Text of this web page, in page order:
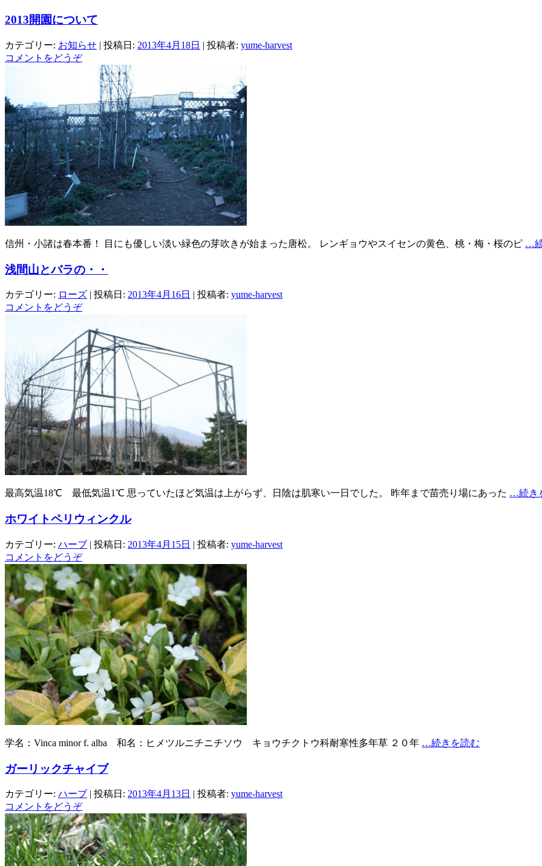
2013開園について
カテゴリー: お知らせ | 投稿日: 2013年4月18日 | 投稿者: yume-harvest
コメントをどうぞ
信州・小諸は春本番！ 目にも優しい淡い緑色の芽吹きが始まった唐松。 レンギョウやスイセンの黄色、桃・梅・桜のピ …
浅間山とバラの・・
カテゴリー: ローズ | 投稿日: 2013年4月16日 | 投稿者: yume-harvest
コメントをどうぞ
最高気温18℃ 最低気温1℃ 思っていたほど気温は上がらず、日陰は肌寒い一日でした。 昨年まで苗売り場にあった …続き
ホワイトペリウィンクル
カテゴリー: ハーブ | 投稿日: 2013年4月15日 | 投稿者: yume-harvest
コメントをどうぞ
学名：Vinca minor f. alba 和名：ヒメツルニチニチソウ キョウチクトウ科耐寒性多年草 ２０年 …続きを読む
ガーリックチャイブ
カテゴリー: ハーブ | 投稿日: 2013年4月13日 | 投稿者: yume-harvest
コメントをどうぞ